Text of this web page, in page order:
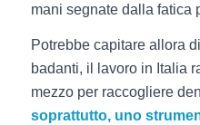
mani segnate dalla fatica
Potrebbe capitare allora
badanti, il lavoro in Italia
mezzo per raccogliere
soprattutto, uno